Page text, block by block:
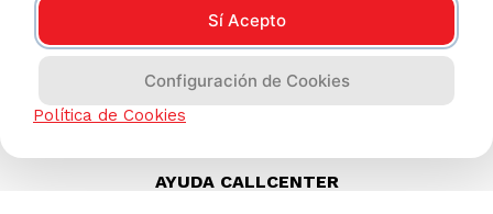
AYUDA CALLCENTER
Sí Acepto
Configuración de Cookies
Política de Cookies